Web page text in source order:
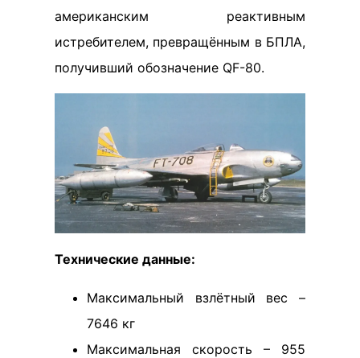
американским реактивным
истребителем, превращённым в БПЛА,
получивший обозначение QF-80.
Технические данные:
Максимальный взлётный вес –
7646 кг
Максимальная скорость – 955